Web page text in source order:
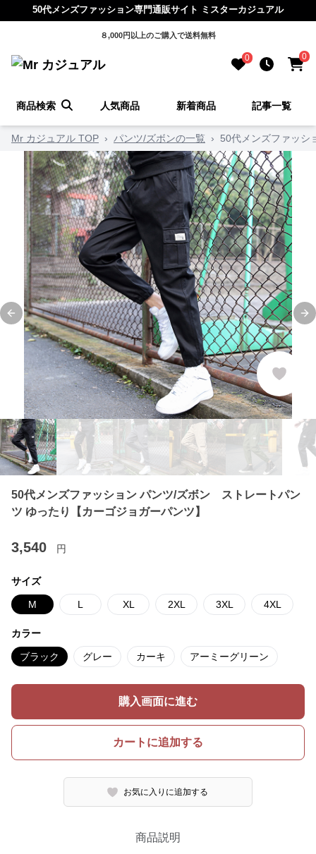
50代メンズファッション専門通販サイト ミスターカジュアル
８,000円以上のご購入で送料無料
0 0
商品検索 人気商品 新着商品 記事一覧
Mr カジュアル TOP › パンツ/ズボンの一覧 › 50代メンズファッ
Previous slide
50代メンズファッション パンツ/ズボン ストレートパン
ツ ゆったり【カーゴジョガーパンツ】
3,540 円
サイズ
M L XL 2XL 3XL 4XL
カラー
ブラック グレー カーキ アーミーグリーン
購入画面に進む
カートに追加する
お気に入りに追加する
商品説明